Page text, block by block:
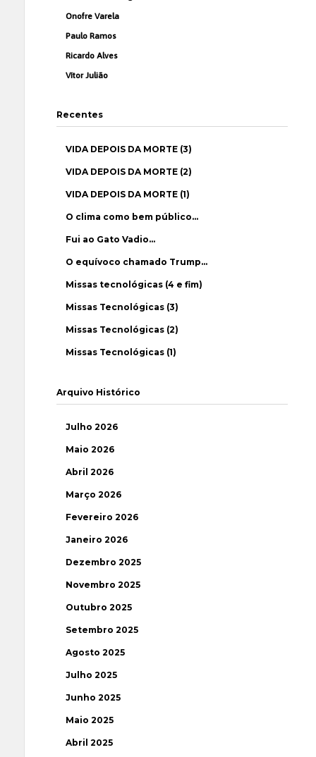
Onofre Varela
Paulo Ramos
Ricardo Alves
Vítor Julião
Recentes
VIDA DEPOIS DA MORTE (3)
VIDA DEPOIS DA MORTE (2)
VIDA DEPOIS DA MORTE (1)
O clima como bem público…
Fui ao Gato Vadio…
O equívoco chamado Trump…
Missas tecnológicas (4 e fim)
Missas Tecnológicas (3)
Missas Tecnológicas (2)
Missas Tecnológicas (1)
Arquivo Histórico
Julho 2026
Maio 2026
Abril 2026
Março 2026
Fevereiro 2026
Janeiro 2026
Dezembro 2025
Novembro 2025
Outubro 2025
Setembro 2025
Agosto 2025
Julho 2025
Junho 2025
Maio 2025
Abril 2025